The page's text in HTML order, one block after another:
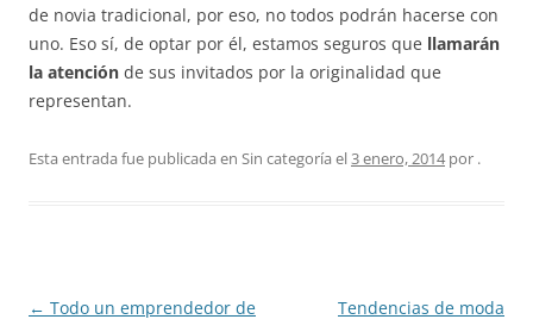
de novia tradicional, por eso, no todos podrán hacerse con
uno. Eso sí, de optar por él, estamos seguros que llamarán
la atención de sus invitados por la originalidad que
representan.
Esta entrada fue publicada en Sin categoría el3 enero, 2014por .
Navegación
← Todo un emprendedor de
Tendencias de moda